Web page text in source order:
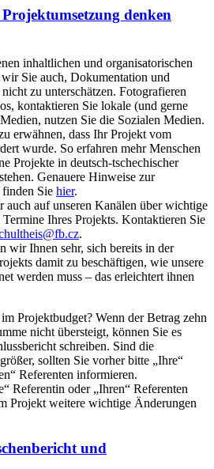
denken
inhaltlichen und organisatorischen
Sie auch, Dokumentation und
zu unterschätzen. Fotografieren
kontaktieren Sie lokale (und gerne
nutzen Sie die Sozialen Medien.
erwähnen, dass Ihr Projekt vom
wurde. So erfahren mehr Menschen
Projekte in deutsch-tschechischer
Genauere Hinweise zur
Sie hier.
auf unseren Kanälen über wichtige
Ihres Projekts. Kontaktieren Sie
.
wir Ihnen sehr, sich bereits in der
damit zu beschäftigen, wie unsere
werden muss – das erleichtert ihnen
Projektbudget? Wenn der Betrag zehn
nicht übersteigt, können Sie es
schreiben. Sind die
sollten Sie vorher bitte „Ihre“
Referenten informieren.
Referentin oder „Ihren“ Referenten
Projekt weitere wichtige Änderungen
und